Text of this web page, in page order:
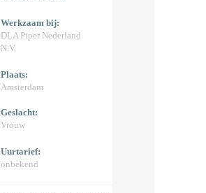
Werkzaam bij:
DLA Piper Nederland
N.V.
Plaats:
Amsterdam
Geslacht:
Vrouw
Uurtarief:
onbekend